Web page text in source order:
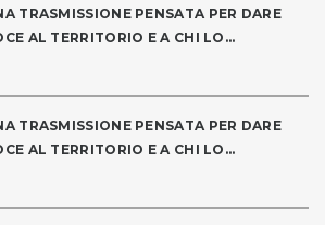
TRASMISSIONE PENSATA PER DARE
AL TERRITORIO E A CHI LO...
TRASMISSIONE PENSATA PER DARE
AL TERRITORIO E A CHI LO...